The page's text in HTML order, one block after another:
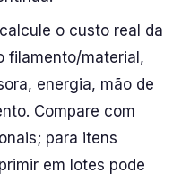
o custo real da
filamento/material,
energia, mão de
Compare com
para itens
em lotes pode